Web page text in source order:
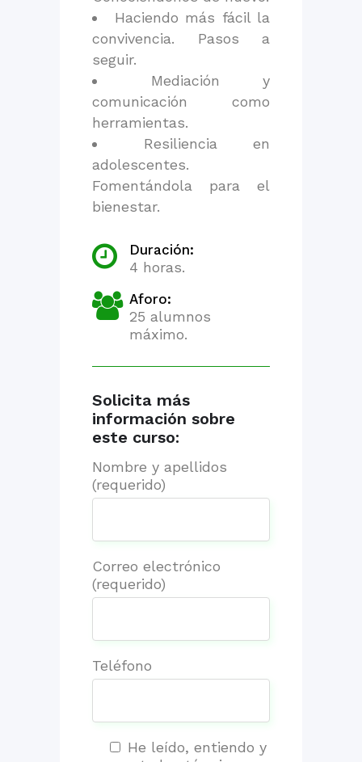
Haciendo más fácil la
convivencia. Pasos a
seguir.
Mediación y
comunicación como
herramientas.
Resiliencia en
adolescentes.
Fomentándola para el
bienestar.
Duración:
4 horas.
Aforo:
25 alumnos
máximo.
Solicita más
información sobre
este curso:
Nombre y apellidos
(requerido)
Correo electrónico
(requerido)
Teléfono
He leído, entiendo y